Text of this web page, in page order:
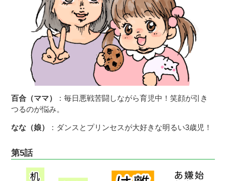
百合（ママ）
：毎日悪戦苦闘しながら育児中！笑顔が引き
つるのが悩み。
なな（娘） ：ダンスとプリンセスが大好きな明るい3歳児！
第5話